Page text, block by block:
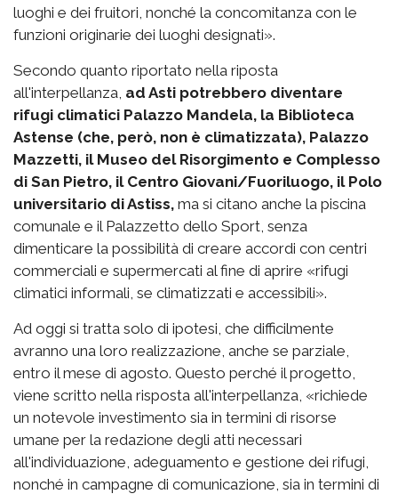
luoghi e dei fruitori, nonché la concomitanza con le
funzioni originarie dei luoghi designati».
Secondo quanto riportato nella riposta
all'interpellanza, ad Asti potrebbero diventare
rifugi climatici Palazzo Mandela, la Biblioteca
Astense (che, però, non è climatizzata), Palazzo
Mazzetti, il Museo del Risorgimento e Complesso
di San Pietro, il Centro Giovani/Fuoriluogo, il Polo
universitario di Astiss, ma si citano anche la piscina
comunale e il Palazzetto dello Sport, senza
dimenticare la possibilità di creare accordi con centri
commerciali e supermercati al fine di aprire «rifugi
climatici informali, se climatizzati e accessibili».
Ad oggi si tratta solo di ipotesi, che difficilmente
avranno una loro realizzazione, anche se parziale,
entro il mese di agosto. Questo perché il progetto,
viene scritto nella risposta all'interpellanza, «richiede
un notevole investimento sia in termini di risorse
umane per la redazione degli atti necessari
all'individuazione, adeguamento e gestione dei rifugi,
nonché in campagne di comunicazione, sia in termini di